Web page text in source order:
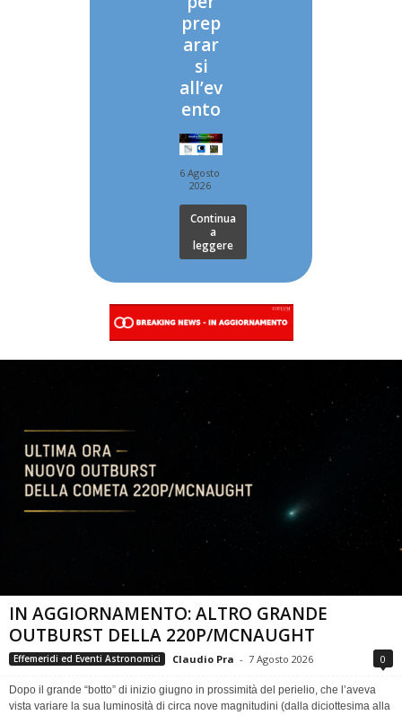
prep
arar
si
all’ev
ento
6 Agosto
2026
Continua
a
leggere
IN AGGIORNAMENTO: ALTRO GRANDE
OUTBURST DELLA 220P/MCNAUGHT
Effemeridi ed Eventi Astronomici Claudio Pra - 7 Agosto 2026 0
Dopo il grande “botto” di inizio giugno in prossimità del perielio, che l’aveva
vista variare la sua luminosità di circa nove magnitudini (dalla diciottesima alla